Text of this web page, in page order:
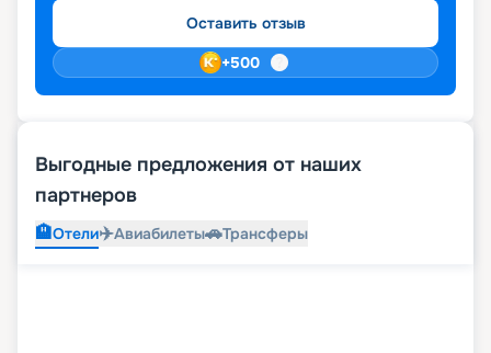
Оставить отзыв
+500
Выгодные предложения от наших
партнеров
🏨Отели✈️Авиабилеты🚗Трансферы